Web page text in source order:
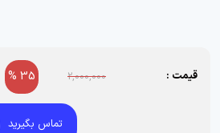
قیمت : 2,000,000
35 %
تماس بگیرید